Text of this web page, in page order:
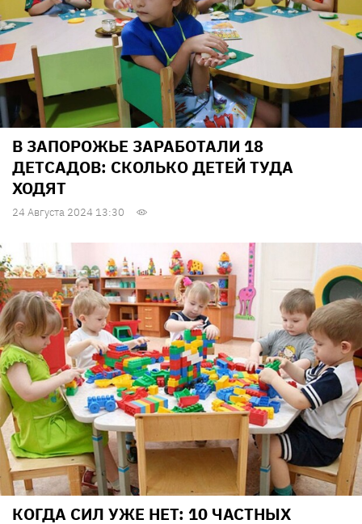
В ЗАПОРОЖЬЕ ЗАРАБОТАЛИ 18
ДЕТСАДОВ: СКОЛЬКО ДЕТЕЙ ТУДА
ХОДЯТ
24 Августа 2024 13:30
КОГДА СИЛ УЖЕ НЕТ: 10 ЧАСТНЫХ